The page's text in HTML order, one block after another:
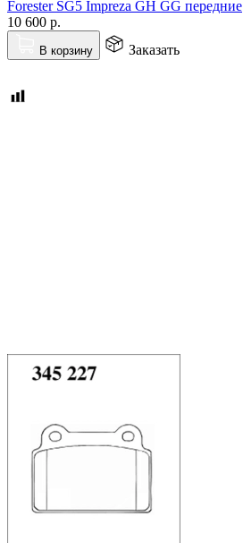
Forester SG5 Impreza GH GG передние
10 600 р.
В корзину Заказать